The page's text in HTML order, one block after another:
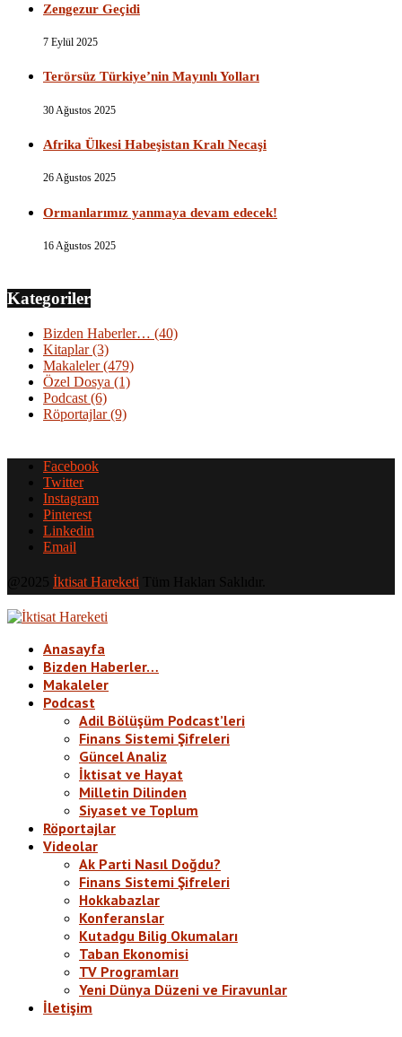
Zengezur Geçidi
7 Eylül 2025
Terörsüz Türkiye’nin Mayınlı Yolları
30 Ağustos 2025
Afrika Ülkesi Habeşistan Kralı Necaşi
26 Ağustos 2025
Ormanlarımız yanmaya devam edecek!
16 Ağustos 2025
Kategoriler
Bizden Haberler… (40)
Kitaplar(3)
Makaleler(479)
Özel Dosya (1)
Podcast (6)
Röportajlar(9)
Facebook
Twitter
Instagram
Pinterest
Linkedin
Email
İktisat Hareketi
Anasayfa
Bizden Haberler…
Makaleler
Podcast
Adil Bölüşüm Podcast’leri
Finans Sistemi Şifreleri
Güncel Analiz
İktisat ve Hayat
Milletin Dilinden
Siyaset ve Toplum
Röportajlar
Videolar
Ak Parti Nasıl Doğdu?
Finans Sistemi Şifreleri
Hokkabazlar
Konferanslar
Kutadgu Bilig Okumaları
Taban Ekonomisi
TV Programları
Yeni Dünya Düzeni ve Firavunlar
İletişim